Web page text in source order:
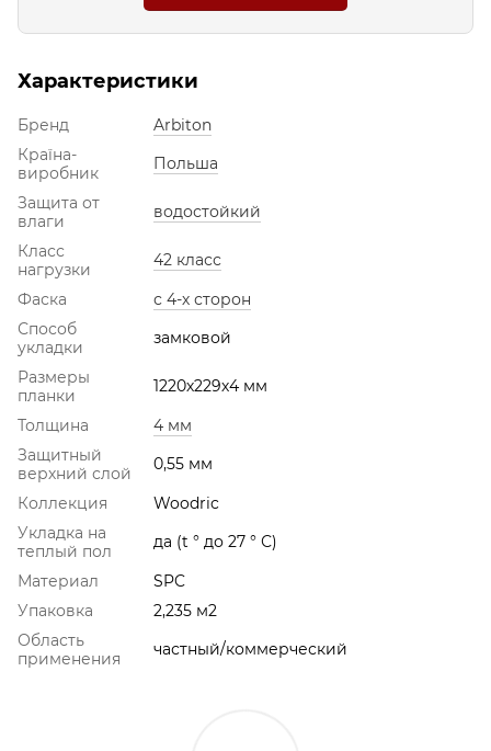
Характеристики
Бренд
Arbiton
Країна-
виробник
Польша
Защита от
влаги
водостойкий
Класс
нагрузки
42 класс
Фаска
с 4-х сторон
Способ
укладки
замковой
Размеры
планки
1220х229х4 мм
Толщина
4 мм
Защитный
верхний слой
0,55 мм
Коллекция
Woodric
Укладка на
теплый пол
да (t ° до 27 ° С)
Материал
SPC
Упаковка
2,235 м2
Область
применения
частный/коммерческий